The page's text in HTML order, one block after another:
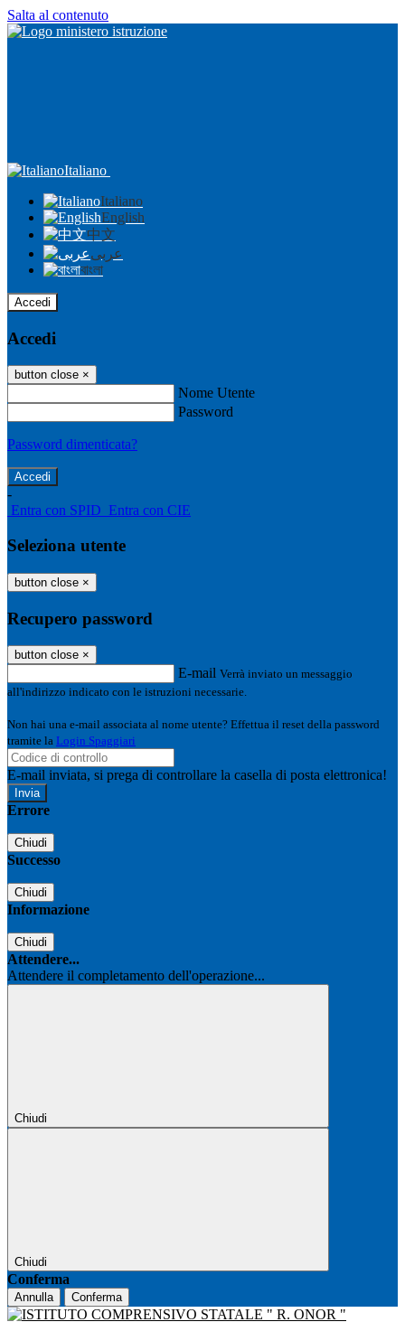
Salta al contenuto
Italiano
Italiano
English
中文
عربى
বাংলা
Accedi
Accedi
button close ×
Nome Utente
Password
Password dimenticata?
-
Entra con SPID Entra con CIE
Seleziona utente
button close ×
Recupero password
button close ×
E-mail Verrà inviato un messaggio
all'indirizzo indicato con le istruzioni necessarie.
Non hai una e-mail associata al nome utente? Effettua il reset della password
tramite la Login Spaggiari
E-mail inviata, si prega di controllare la casella di posta elettronica!
Errore
Chiudi
Successo
Chiudi
Informazione
Chiudi
Attendere...
Attendere il completamento dell'operazione...
Chiudi
Chiudi
Conferma
Annulla Conferma